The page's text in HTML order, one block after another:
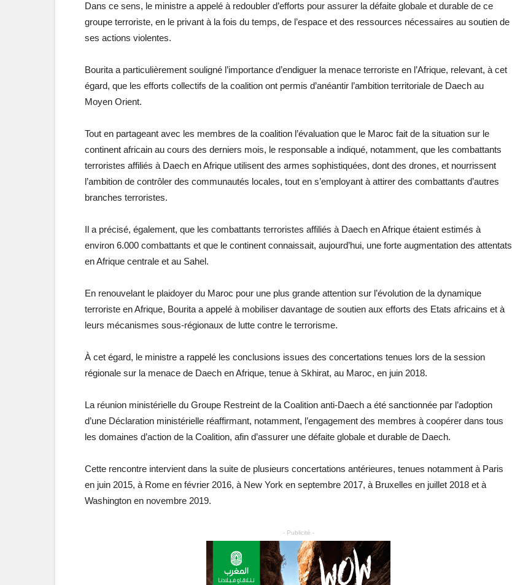
Dans ce sens, le ministre a appelé à redoubler d’efforts pour assurer la défaite globale et durable de ce
groupe terroriste, en le privant à la fois du temps, de l’espace et des ressources nécessaires au soutien de
ses actions violentes.
Bourita a particulièrement souligné l’importance d’endiguer la menace terroriste en l’Afrique, relevant, à cet
égard, que les efforts collectifs de la coalition ont permis d’anéantir l’ambition territoriale de Daech au
Moyen Orient.
Tout en partageant avec les membres de la coalition l’évaluation que le Maroc fait de la situation sur le
continent africain au cours des derniers mois, le responsable a indiqué, notamment, que les combattants
terroristes affiliés à Daech en Afrique utilisent des armes sophistiquées, dont des drones, et nourrissent
l’ambition de contrôler des communautés locales, tout en s’employant à attirer des combattants d’autres
branches terroristes.
Il a précisé, également, que les combattants terroristes affiliés à Daech en Afrique étaient estimés à
environ 6.000 combattants et que le continent connaissait, aujourd’hui, une forte augmentation des attentats
en Afrique centrale et au Sahel.
En renouvelant le plaidoyer du Maroc pour une plus grande attention sur l’évolution de la dynamique
terroriste en Afrique, Bourita a appelé à mobiliser davantage de soutien aux efforts des Etats africains et à
leurs mécanismes sous-régionaux de lutte contre le terrorisme.
À cet égard, le ministre a rappelé les conclusions issues des concertations tenues lors de la session
régionale sur la menace de Daech en Afrique, tenue à Skhirat, au Maroc, en juin 2018.
La réunion ministérielle du Groupe Restreint de la Coalition anti-Daech a été sanctionnée par l’adoption
d’une Déclaration ministérielle réaffirmant, notamment, l’engagement des membres à coopérer dans tous
les domaines d’action de la Coalition, afin d’assurer une défaite globale et durable de Daech.
Cette rencontre intervient dans la suite de plusieurs concertations antérieures, tenues notamment à Paris
en juin 2015, à Rome en février 2016, à New York en septembre 2017, à Bruxelles en juillet 2018 et à
Washington en novembre 2019.
- Publicité -